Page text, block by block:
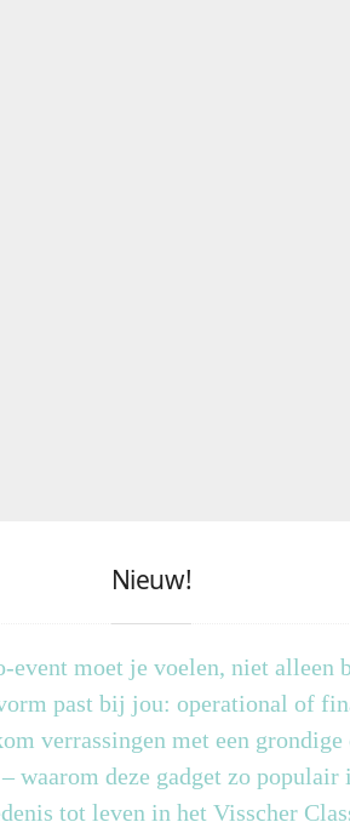
Nieuw!
event moet je voelen, niet alleen
past bij jou: operational of
verrassingen met een grondige
waarom deze gadget zo populair
tot leven in het Visscher